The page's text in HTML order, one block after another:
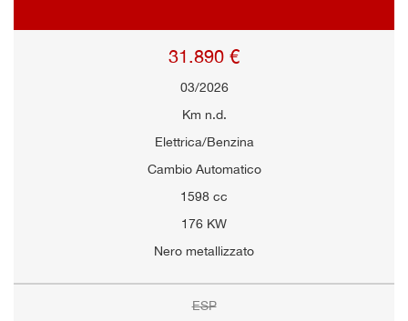
31.890 €
03/2026
Km n.d.
Elettrica/Benzina
Cambio Automatico
1598 cc
176 KW
Nero metallizzato
ESP